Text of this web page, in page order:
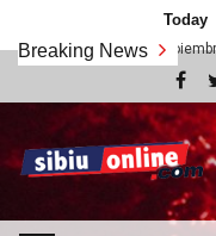
content
Today
Breaking News
din 8 noiembrie
… locatii si evenimente din
Sibiu!!!